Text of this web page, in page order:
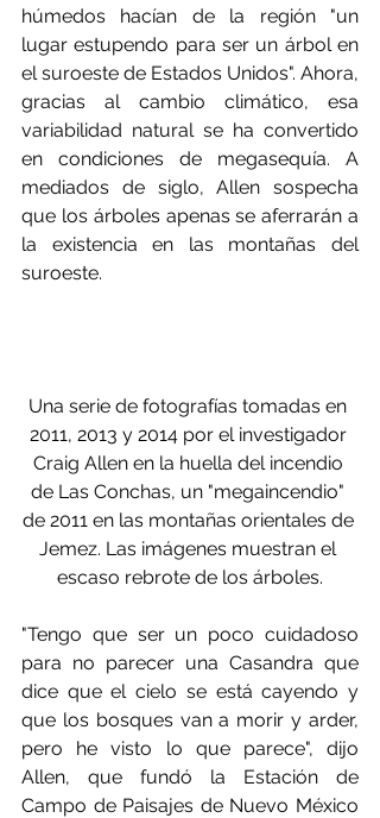
húmedos hacían de la región "un
lugar estupendo para ser un árbol en
el suroeste de Estados Unidos". Ahora,
gracias al cambio climático, esa
variabilidad natural se ha convertido
en condiciones de megasequía. A
mediados de siglo, Allen sospecha
que los árboles apenas se aferrarán a
la existencia en las montañas del
suroeste.
Una serie de fotografías tomadas en
2011, 2013 y 2014 por el investigador
Craig Allen en la huella del incendio
de Las Conchas, un "megaincendio"
de 2011 en las montañas orientales de
Jemez. Las imágenes muestran el
escaso rebrote de los árboles.
"Tengo que ser un poco cuidadoso
para no parecer una Casandra que
dice que el cielo se está cayendo y
que los bosques van a morir y arder,
pero he visto lo que parece", dijo
Allen, que fundó la Estación de
Campo de Paisajes de Nuevo México